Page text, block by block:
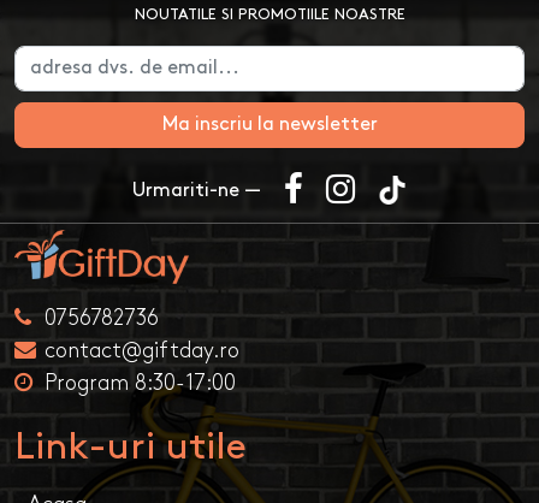
NOUTATILE SI PROMOTIILE NOASTRE
Ma inscriu la newsletter
Urmariti-ne —
0756782736
contact@giftday.ro
Program 8:30-17:00
Link-uri utile